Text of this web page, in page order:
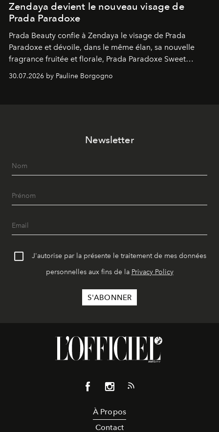
Zendaya devient le nouveau visage de
Prada Paradoxe
Prada Beauty confie à Zendaya le visage de Prada
Paradoxe et dévoile, dans le même élan, sa nouvelle
fragrance fruitée et florale, Prada Paradoxe Sweet
Chemistry Eau de Parfum.
30.07.2026 by Pauline Borgogno
Newsletter
J'autorise par la présente le traitement de mes données
personnelles aux fins de la Privacy Policy
À Propos
Contact